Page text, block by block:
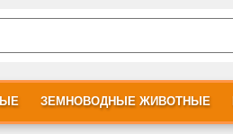
ЗЕМНОВОДНЫЕ ЖИВОТНЫЕ